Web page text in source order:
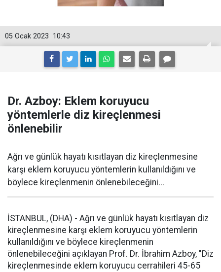
10:43
05 Ocak 2023
Dr. Azboy: Eklem koruyucu
yöntemlerle diz kireçlenmesi
önlenebilir
Ağrı ve günlük hayatı kısıtlayan diz kireçlenmesine
karşı eklem koruyucu yöntemlerin kullanıldığını ve
böylece kireçlenmenin önlenebileceğini...
İSTANBUL, (DHA) - Ağrı ve günlük hayatı kısıtlayan diz
kireçlenmesine karşı eklem koruyucu yöntemlerin
kullanıldığını ve böylece kireçlenmenin
önlenebileceğini açıklayan Prof. Dr. İbrahim Azboy, "Diz
kireçlenmesinde eklem koruyucu cerrahileri 45-65